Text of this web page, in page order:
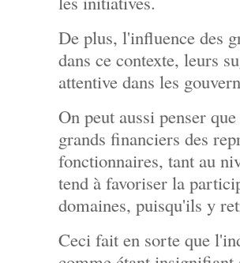
De plus, l'influence des
dans ce contexte, leurs
attentive dans les
On peut aussi penser
grands financiers des
fonctionnaires, tant au
tend à favoriser la
domaines, puisqu'ils y
Ceci fait en sorte que